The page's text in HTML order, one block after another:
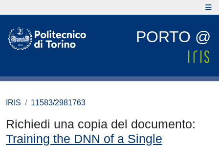
PORTO @
IRIS 11583/2981763
Richiedi una copia del documento:
Training the DNN of a Single